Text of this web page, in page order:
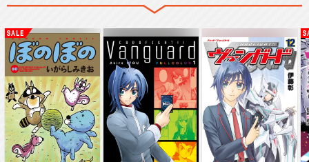
宇宙戦艦ヤマト 新たなる旅立
ち